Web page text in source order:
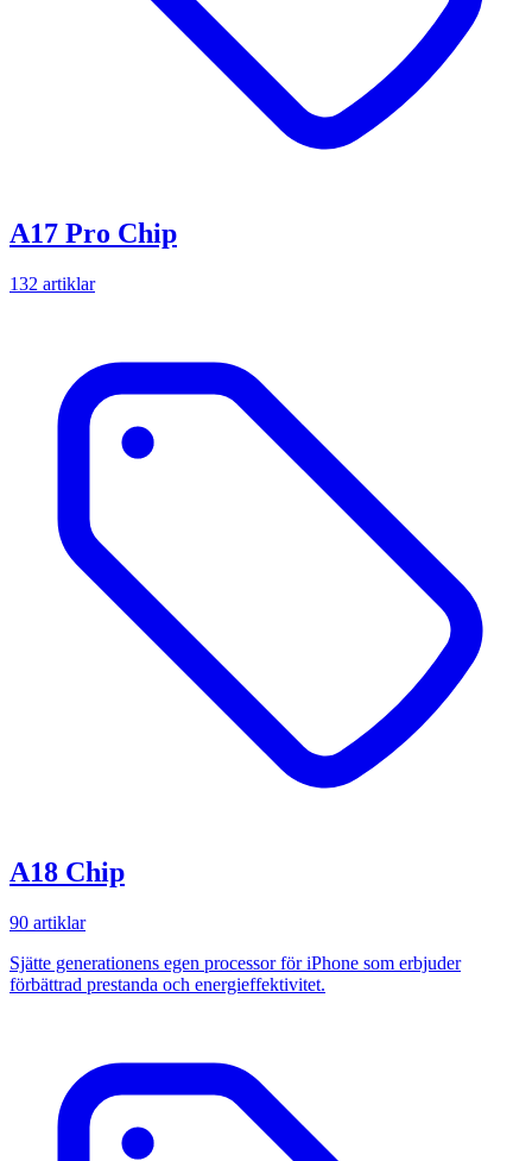
A17 Pro Chip
132 artiklar
A18 Chip
90 artiklar
Sjätte generationens egen processor för iPhone som erbjuder
förbättrad prestanda och energieffektivitet.